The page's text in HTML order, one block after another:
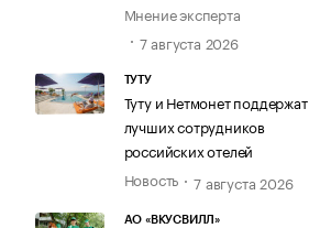
Мнение эксперта
7 августа 2026
ТУТУ
Туту и Нетмонет поддержат
лучших сотрудников
российских отелей
Новость
7 августа 2026
АО «ВКУСВИЛЛ»